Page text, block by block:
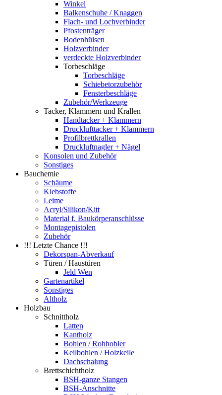
Winkel
Balkenschuhe / Knaggen
Flach- und Lochverbinder
Pfostenträger
Bodenhülsen
Holzverbinder
verdeckte Holzverbinder
Torbeschläge
Torbeschläge
Schiebetorzubehör
Fensterbeschläge
Zubehör/Werkzeuge
Tacker, Klammern und Krallen
Handtacker + Klammern
Drucklufttacker + Klammern
Profilbrettkrallen
Druckluftnagler + Nägel
Konsolen und Zubehör
Sonstiges
Bauchemie
Schäume
Klebstoffe
Leime
Acryl/Silikon/Kitt
Material f. Baukörperanschlüsse
Montagepistolen
Zubehör
!!! Letzte Chance !!!
Dekorspan-Abverkauf
Türen / Haustüren
Jeld Wen
Gartenartikel
Sonstiges
Altholz
Holzbau
Schnittholz
Latten
Kantholz
Bohlen / Rohhobler
Keilbohlen / Holzkeile
Dachschalung
Brettschichtholz
BSH-ganze Stangen
BSH-Anschnitte